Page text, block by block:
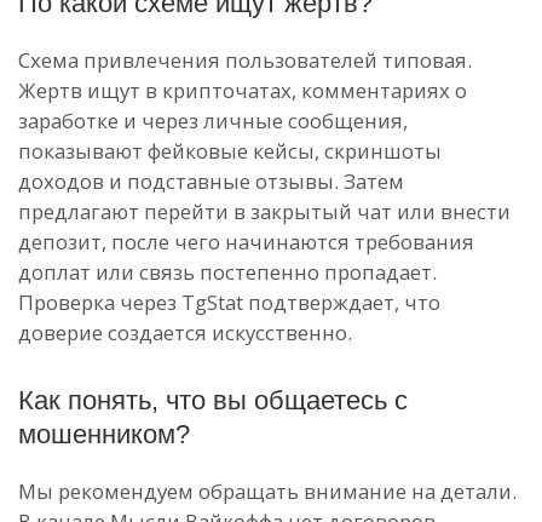
Схема привлечения пользователей типовая.
Жертв ищут в крипточатах, комментариях о
заработке и через личные сообщения,
показывают фейковые кейсы, скриншоты
доходов и подставные отзывы. Затем
предлагают перейти в закрытый чат или внести
депозит, после чего начинаются требования
доплат или связь постепенно пропадает.
Проверка через TgStat подтверждает, что
доверие создается искусственно.
Как понять, что вы общаетесь с
мошенником?
Мы рекомендуем обращать внимание на детали.